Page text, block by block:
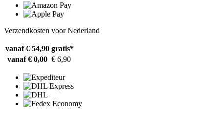
Verzendkosten voor Nederland
vanaf € 54,90 gratis*
vanaf € 0,00 € 6,90